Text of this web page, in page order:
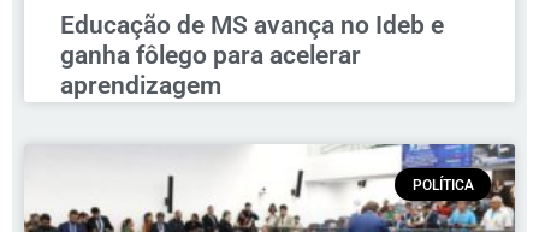
Educação de MS avança no Ideb e
ganha fôlego para acelerar
aprendizagem
POLÍTICA